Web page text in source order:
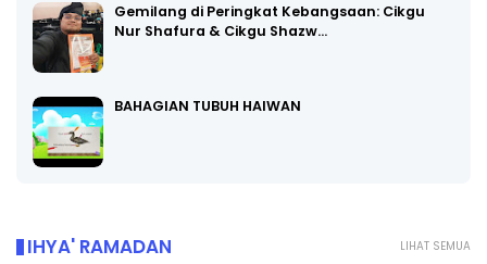
Gemilang di Peringkat Kebangsaan: Cikgu
Nur Shafura & Cikgu Shazw…
BAHAGIAN TUBUH HAIWAN
LIHAT SEMUA
IHYA' RAMADAN